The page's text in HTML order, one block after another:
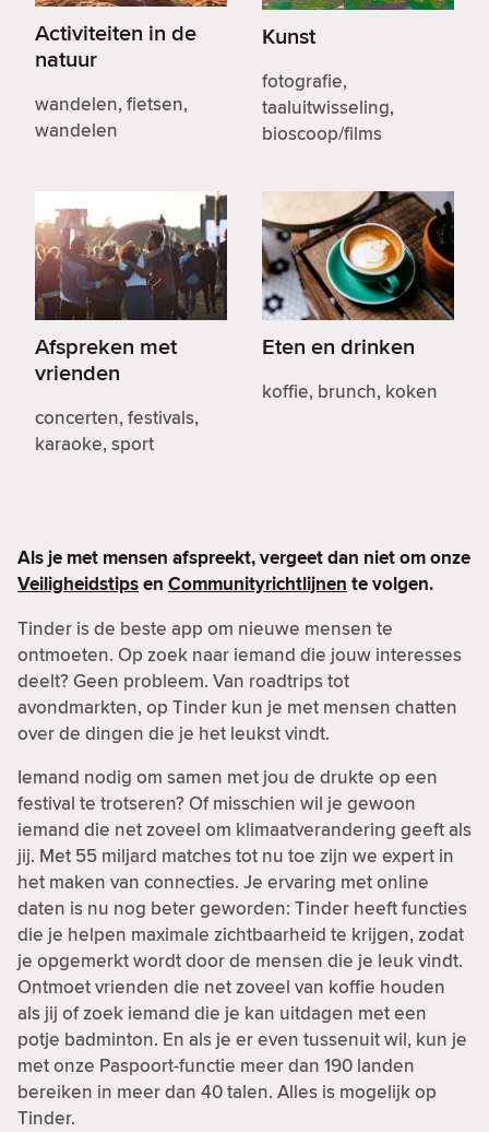
Activiteiten in de
natuur
wandelen, fietsen,
wandelen
Kunst
fotografie,
taaluitwisseling,
bioscoop/films
Afspreken met
vrienden
concerten, festivals,
karaoke, sport
Eten en drinken
koffie, brunch, koken
Als je met mensen afspreekt, vergeet dan niet om onze
Veiligheidstipsen Communityrichtlijnen te volgen.
Tinder is de beste app om nieuwe mensen te
ontmoeten. Op zoek naar iemand die jouw interesses
deelt? Geen probleem. Van roadtrips tot
avondmarkten, op Tinder kun je met mensen chatten
over de dingen die je het leukst vindt.
Iemand nodig om samen met jou de drukte op een
festival te trotseren? Of misschien wil je gewoon
iemand die net zoveel om klimaatverandering geeft als
jij. Met 55 miljard matches tot nu toe zijn we expert in
het maken van connecties. Je ervaring met online
daten is nu nog beter geworden: Tinder heeft functies
die je helpen maximale zichtbaarheid te krijgen, zodat
je opgemerkt wordt door de mensen die je leuk vindt.
Ontmoet vrienden die net zoveel van koffie houden
als jij of zoek iemand die je kan uitdagen met een
potje badminton. En als je er even tussenuit wil, kun je
met onze Paspoort-functie meer dan 190 landen
bereiken in meer dan 40 talen. Alles is mogelijk op
Tinder.